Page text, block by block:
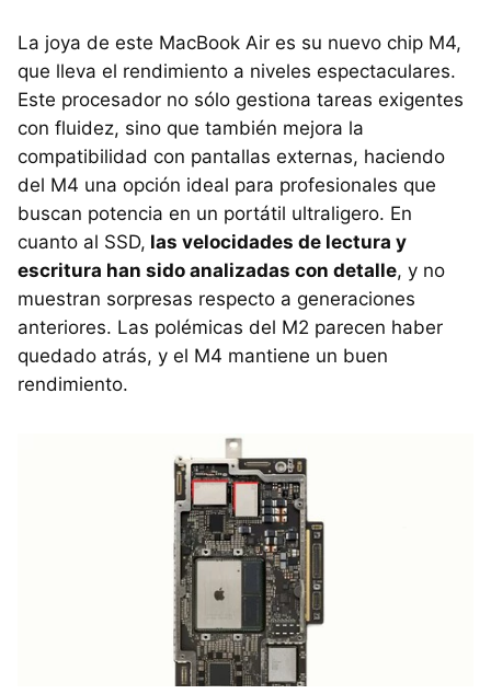
La joya de este MacBook Air es su nuevo chip M4,
que lleva el rendimiento a niveles espectaculares.
Este procesador no sólo gestiona tareas exigentes
con fluidez, sino que también mejora la
compatibilidad con pantallas externas, haciendo
del M4 una opción ideal para profesionales que
buscan potencia en un portátil ultraligero. En
cuanto al SSD, las velocidades de lectura y
escritura han sido analizadas con detalle, y no
muestran sorpresas respecto a generaciones
anteriores. Las polémicas del M2 parecen haber
quedado atrás, y el M4 mantiene un buen
rendimiento.